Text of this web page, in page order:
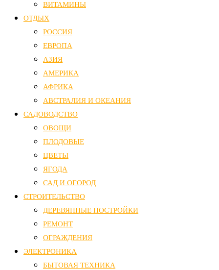
ВИТАМИНЫ
ОТДЫХ
РОССИЯ
ЕВРОПА
АЗИЯ
АМЕРИКА
АФРИКА
АВСТРАЛИЯ И ОКЕАНИЯ
САДОВОДСТВО
ОВОЩИ
ПЛОДОВЫЕ
ЦВЕТЫ
ЯГОДА
САД И ОГОРОД
СТРОИТЕЛЬСТВО
ДЕРЕВЯННЫЕ ПОСТРОЙКИ
РЕМОНТ
ОГРАЖДЕНИЯ
ЭЛЕКТРОНИКА
БЫТОВАЯ ТЕХНИКА